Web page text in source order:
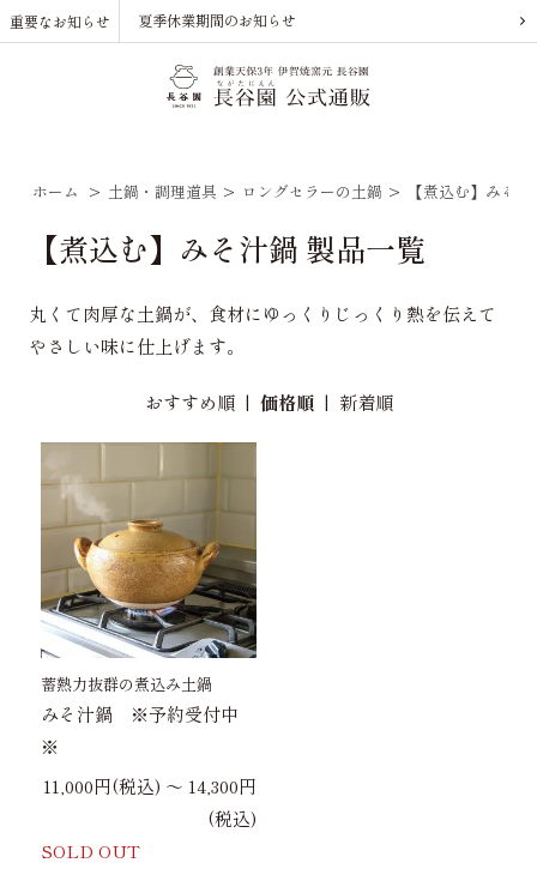
重要なお知らせ 夏季休業期間のお知らせ
ホーム > 土鍋・調理道具 > ロングセラーの土鍋 > 【煮込む】みそ汁
【煮込む】みそ汁鍋 製品一覧
丸くて肉厚な土鍋が、食材にゆっくりじっくり熱を伝えて
やさしい味に仕上げます。
おすすめ順| 価格順| 新着順
蓄熱力抜群の煮込み土鍋
みそ汁鍋 ※予約受付中
※
11,000円(税込) 〜 14,300円
(税込)
SOLD OUT